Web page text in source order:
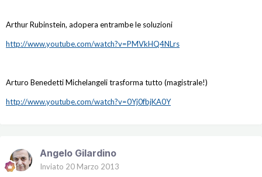
Arthur Rubinstein, adopera entrambe le soluzioni
http://www.youtube.com/watch?v=PMVkHQ4NLrs
Arturo Benedetti Michelangeli trasforma tutto (magistrale!)
http://www.youtube.com/watch?v=0Yj0fbjKA0Y
Angelo Gilardino
Inviato 20 Marzo 2013